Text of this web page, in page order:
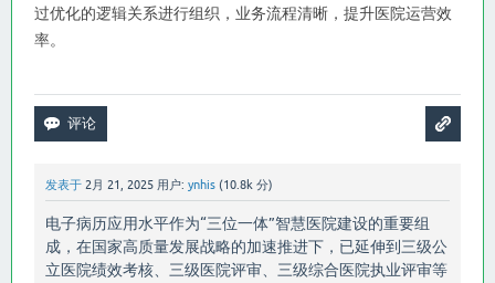
过优化的逻辑关系进行组织，业务流程清晰，提升医院运营效
率。
发表于 2月 21, 2025 用户: ynhis (10.8k 分)
电子病历应用水平作为“三位一体”智慧医院建设的重要组
成，在国家高质量发展战略的加速推进下，已延伸到三级公
立医院绩效考核、三级医院评审、三级综合医院执业评审等